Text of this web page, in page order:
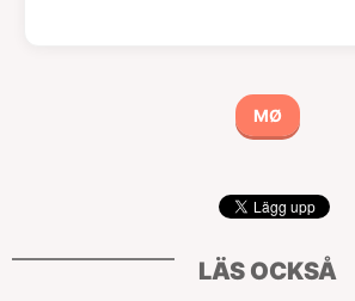
MØ
LÄS OCKSÅ